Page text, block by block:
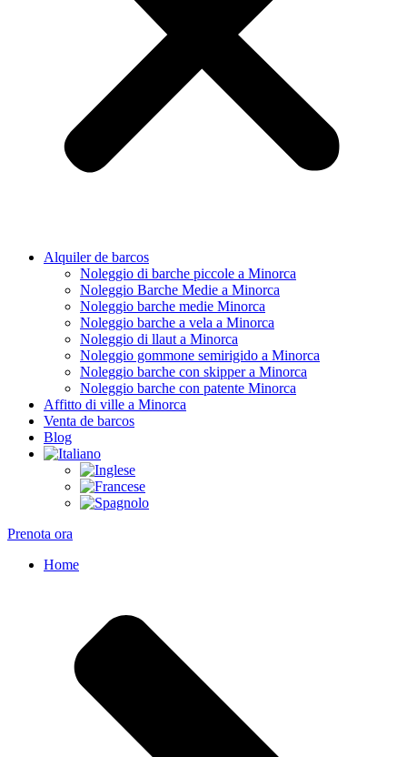
Alquiler de barcos
Noleggio di barche piccole a Minorca
Noleggio Barche Medie a Minorca
Noleggio barche medie Minorca
Noleggio barche a vela a Minorca
Noleggio di llaut a Minorca
Noleggio gommone semirigido a Minorca
Noleggio barche con skipper a Minorca
Noleggio barche con patente Minorca
Affitto di ville a Minorca
Venta de barcos
Blog
Prenota ora
Home